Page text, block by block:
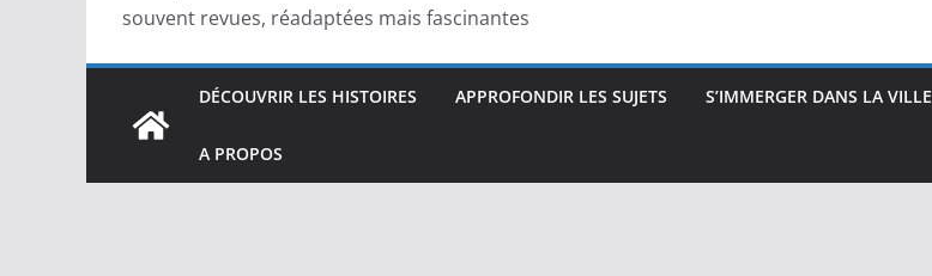
souvent revues, réadaptées mais fascinantes
DÉCOUVRIR LES HISTOIRES APPROFONDIR LES SUJETS S’IMMERGER DANS LA VILLE
A PROPOS